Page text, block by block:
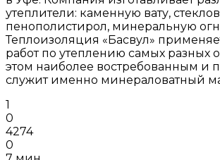
утеплители: каменную вату,
пенополистирол, минеральную
Теплоизоляция «Басвул»
работ по утеплению самых разных
этом наиболее востребованным и
служит именно минераловатный
1
0
4274
0